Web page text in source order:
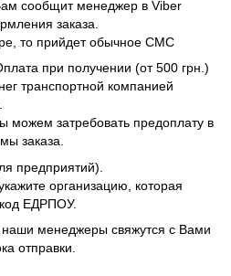
сообщит менеджер в Viber
заказа.
то прийдет обычное СМС
при получении (от 500 грн.)
транспортной компанией
можем затребовать предоплату в
заказа.
предприятий).
организацию, которая
код ЕДРПОУ.
менеджеры свяжутся с Вами
отправки.